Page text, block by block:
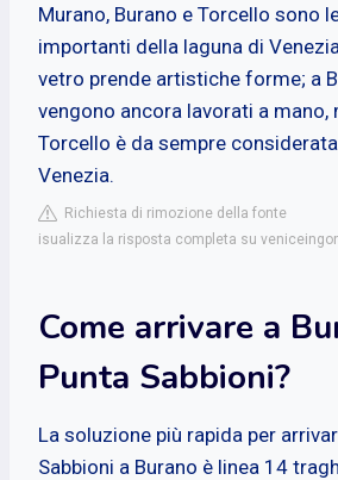
Murano, Burano e Torcello sono
importanti della laguna di
vetro prende artistiche forme; a
vengono ancora lavorati a mano,
Torcello è da sempre
Venezia.
Richiesta di rimozione della fonte
isualizza la risposta completa su
Come arrivare a
Punta Sabbioni?
La soluzione più rapida per
Sabbioni a Burano è linea 14